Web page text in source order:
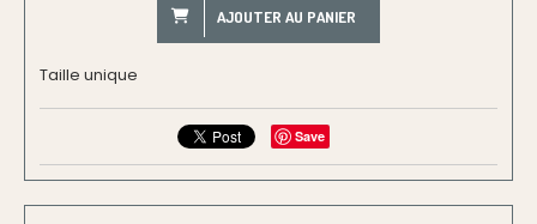
AJOUTER AU PANIER
Taille unique
Save